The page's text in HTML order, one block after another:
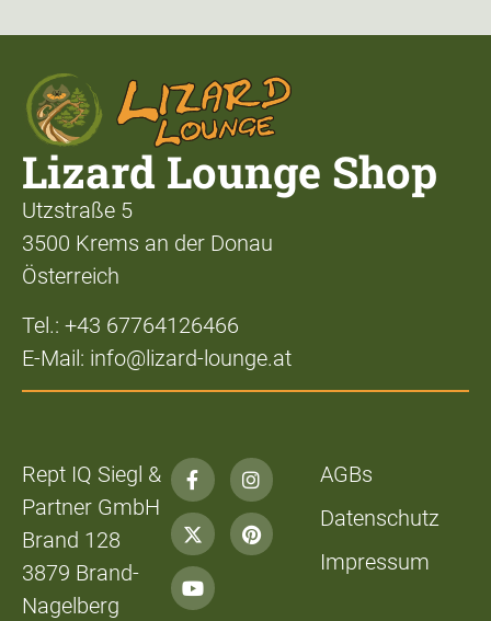
Lizard Lounge Shop
Utzstraße 5
3500 Krems an der Donau
Österreich
Tel.: +43 67764126466
E-Mail: info@lizard-lounge.at
Rept IQ Siegl &
Partner GmbH
Brand 128
3879 Brand-
Nagelberg
AGBs
Datenschutz
Impressum